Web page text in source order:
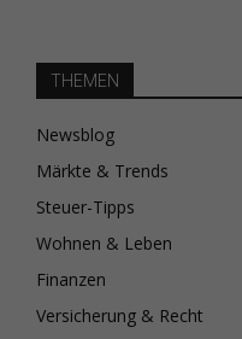
THEMEN
Newsblog
Märkte & Trends
Steuer-Tipps
Wohnen & Leben
Finanzen
Versicherung & Recht